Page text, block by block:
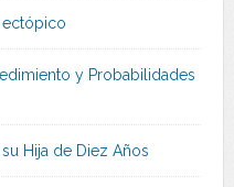
ectópico
y Probabilidades
Hija de Diez Años